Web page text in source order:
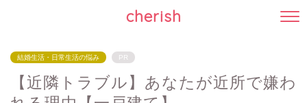
cherish
結婚生活・日常生活の悩み PR
【近隣トラブル】あなたが近所で嫌わ